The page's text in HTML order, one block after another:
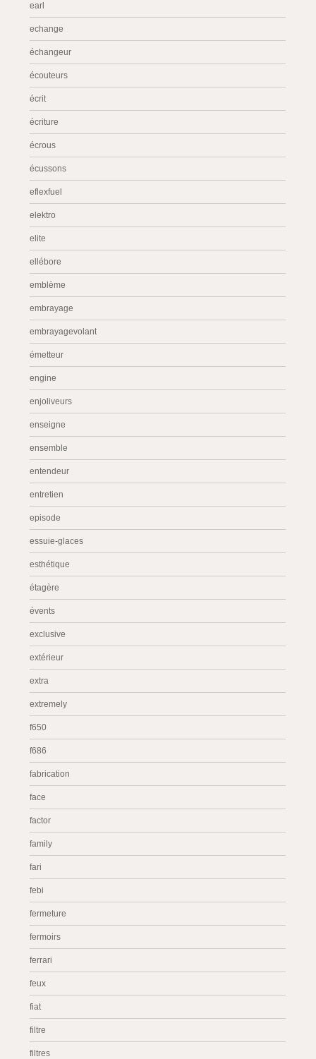
earl
echange
échangeur
écouteurs
écrit
écriture
écrous
écussons
eflexfuel
elektro
elite
ellébore
emblème
embrayage
embrayagevolant
émetteur
engine
enjoliveurs
enseigne
ensemble
entendeur
entretien
episode
essuie-glaces
esthétique
étagère
évents
exclusive
extérieur
extra
extremely
f650
f686
fabrication
face
factor
family
fari
febi
fermeture
fermoirs
ferrari
feux
fiat
filtre
filtres